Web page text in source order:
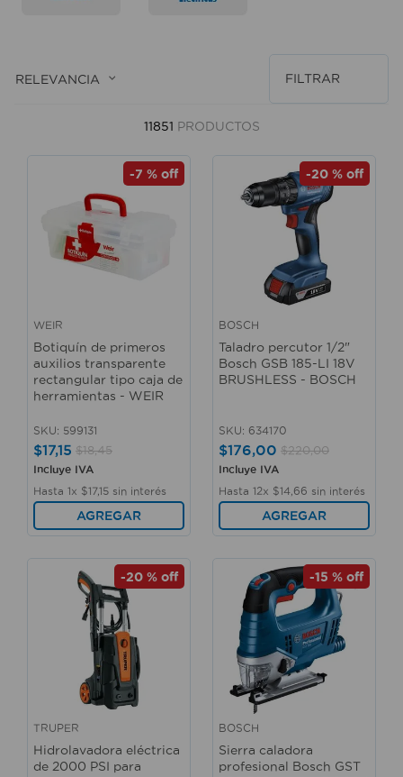
RELEVANCIA FILTRAR
11851 PRODUCTOS
-7 % off
WEIR
Botiquín de primeros
auxilios transparente
rectangular tipo caja de
herramientas - WEIR
SKU: 599131
$17,15 $18,45
Incluye IVA
Hasta 1x $17,15 sin interés
AGREGAR
-20 % off
BOSCH
Taladro percutor 1/2"
Bosch GSB 185-LI 18V
BRUSHLESS - BOSCH
SKU: 634170
$176,00 $220,00
Incluye IVA
Hasta 12x $14 66 sin interés
AGREGAR
-20 % off
TRUPER
Hidrolavadora eléctrica
de 2000 PSI para
-15 % off
BOSCH
Sierra caladora
profesional Bosch GST